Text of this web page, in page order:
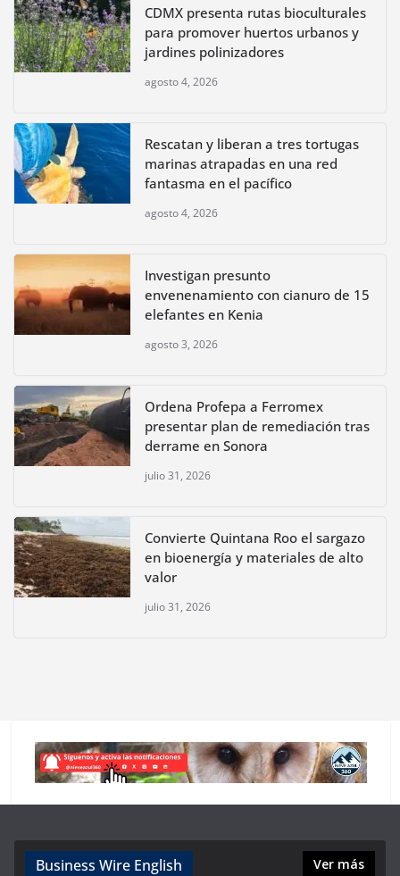
CDMX presenta rutas bioculturales
para promover huertos urbanos y
jardines polinizadores
agosto 4, 2026
Rescatan y liberan a tres tortugas
marinas atrapadas en una red
fantasma en el pacífico
agosto 4, 2026
Investigan presunto
envenenamiento con cianuro de 15
elefantes en Kenia
agosto 3, 2026
Ordena Profepa a Ferromex
presentar plan de remediación tras
derrame en Sonora
julio 31, 2026
Convierte Quintana Roo el sargazo
en bioenergía y materiales de alto
valor
julio 31, 2026
Business Wire English Ver más